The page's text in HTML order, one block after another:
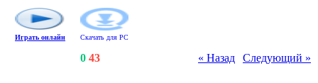
Играть онлайн Скачать для PC
« Назад Следующий »
0 43